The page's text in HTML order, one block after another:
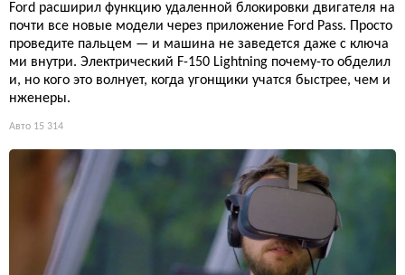
Ford расширил функцию удаленной блокировки двигателя на
почти все новые модели через приложение Ford Pass. Просто
проведите пальцем — и машина не заведется даже с ключа
ми внутри. Электрический F-150 Lightning почему-то обделил
и, но кого это волнует, когда угонщики учатся быстрее, чем и
нженеры.
Авто 15 314